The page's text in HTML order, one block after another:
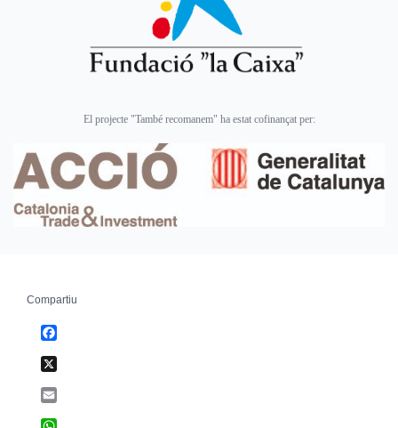
El projecte "També recomanem" ha estat cofinançat per:
Compartiu